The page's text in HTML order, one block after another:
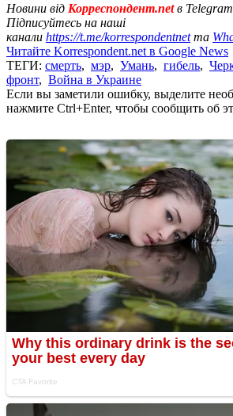
Новини від Корреспондент.netв
Підписуйтесь на наші
канали https://t.me/korrespondentnetта
Читайте Korrespondent.net в Google News
ТЕГИ: смерть, мэр, Умань, гибель,
фронт, Война в Украине
Если вы заметили ошибку, выделите
нажмите Ctrl+Enter, чтобы сообщить об